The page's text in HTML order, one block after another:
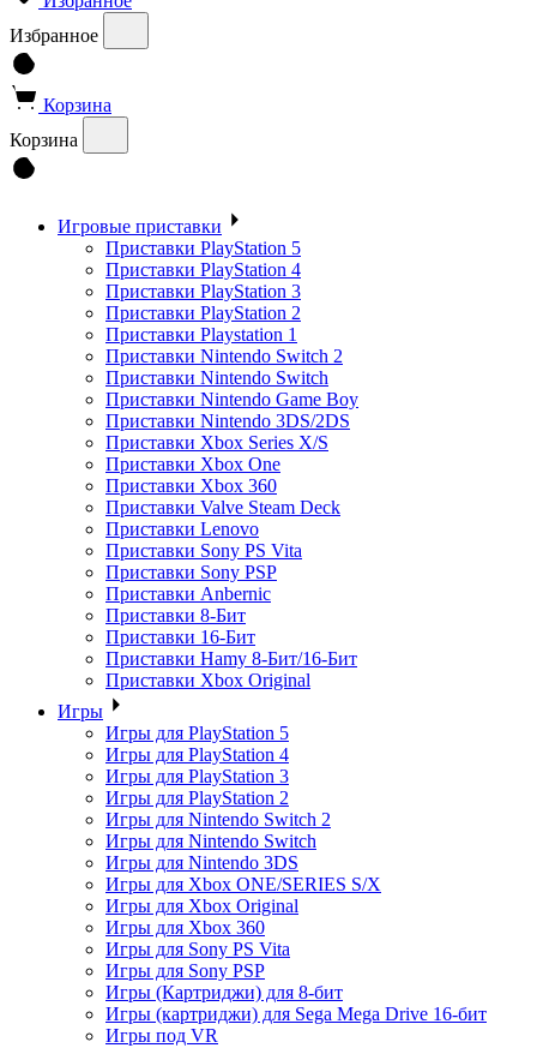
Избранное
Корзина
Корзина
Игровые приставки
Приставки PlayStation 5
Приставки PlayStation 4
Приставки PlayStation 3
Приставки PlayStation 2
Приставки Playstation 1
Приставки Nintendo Switch 2
Приставки Nintendo Switch
Приставки Nintendo Game Boy
Приставки Nintendo 3DS/2DS
Приставки Xbox Series X/S
Приставки Xbox One
Приставки Xbox 360
Приставки Valve Steam Deck
Приставки Lenovo
Приставки Sony PS Vita
Приставки Sony PSP
Приставки Anbernic
Приставки 8-Бит
Приставки 16-Бит
Приставки Hamy 8-Бит/16-Бит
Приставки Xbox Original
Игры
Игры для PlayStation 5
Игры для PlayStation 4
Игры для PlayStation 3
Игры для PlayStation 2
Игры для Nintendo Switch 2
Игры для Nintendo Switch
Игры для Nintendo 3DS
Игры для Xbox ONE/SERIES S/X
Игры для Xbox Original
Игры для Xbox 360
Игры для Sony PS Vita
Игры для Sony PSP
Игры (Картриджи) для 8-бит
Игры (картриджи) для Sega Mega Drive 16-бит
Игры под VR